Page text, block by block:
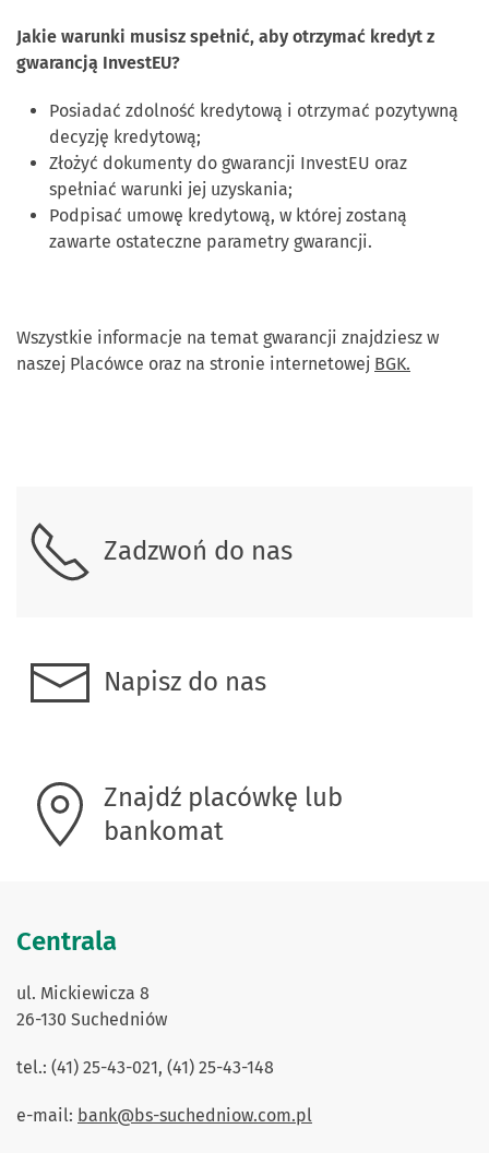
Jakie warunki musisz spełnić, aby otrzymać kredyt z
gwarancją InvestEU?
Posiadać zdolność kredytową i otrzymać pozytywną
decyzję kredytową;
Złożyć dokumenty do gwarancji InvestEU oraz
spełniać warunki jej uzyskania;
Podpisać umowę kredytową, w której zostaną
zawarte ostateczne parametry gwarancji.
Wszystkie informacje na temat gwarancji znajdziesz w
naszej Placówce oraz na stronie internetowej BGK.
Zadzwoń do nas
Napisz do nas
Znajdź placówkę lub
bankomat
Centrala
ul. Mickiewicza 8
26-130 Suchedniów
tel.: (41) 25-43-021, (41) 25-43-148
e-mail: bank@bs-suchedniow.com.pl